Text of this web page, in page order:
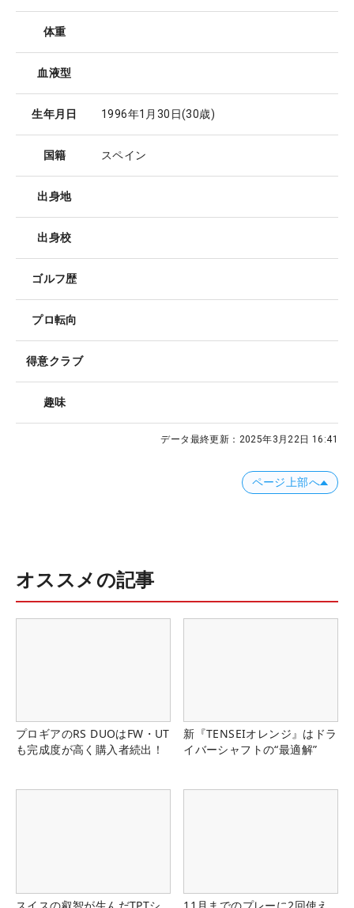
体重
血液型
生年月日 1996年1月30日(30歳)
国籍 スペイン
出身地
出身校
ゴルフ歴
プロ転向
得意クラブ
趣味
データ最終更新： 2025年3月22日 16:41
ページ上部へ
オススメの記事
プロギアのRS DUOはFW・UT
も完成度が高く購入者続出！
新『TENSEIオレンジ』はドラ
イバーシャフトの“最適解”
スイスの叡智が生んだTPTシ 11月までのプレーに2回使え